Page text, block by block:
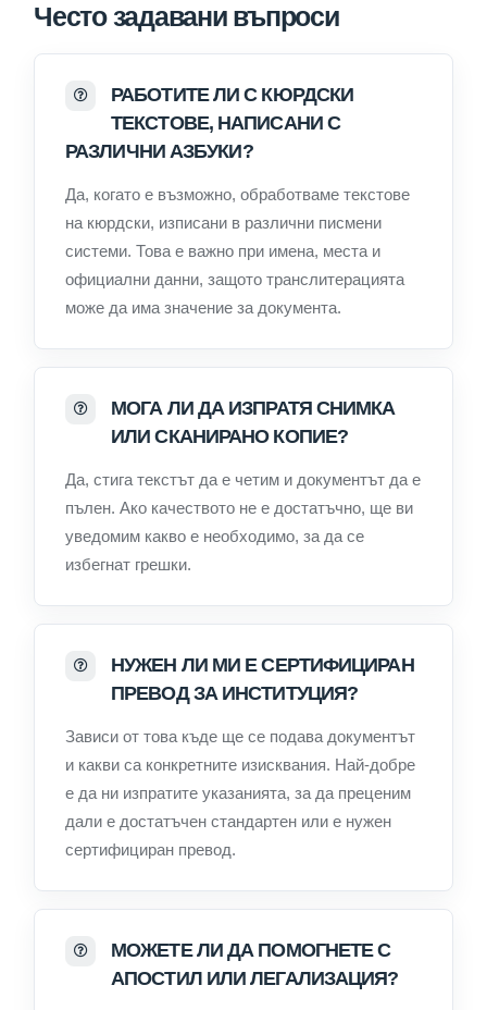
Често задавани въпроси
РАБОТИТЕ ЛИ С КЮРДСКИ
ТЕКСТОВЕ, НАПИСАНИ С
РАЗЛИЧНИ АЗБУКИ?
Да, когато е възможно, обработваме текстове
на кюрдски, изписани в различни писмени
системи. Това е важно при имена, места и
официални данни, защото транслитерацията
може да има значение за документа.
МОГА ЛИ ДА ИЗПРАТЯ СНИМКА
ИЛИ СКАНИРАНО КОПИЕ?
Да, стига текстът да е четим и документът да е
пълен. Ако качеството не е достатъчно, ще ви
уведомим какво е необходимо, за да се
избегнат грешки.
НУЖЕН ЛИ МИ Е СЕРТИФИЦИРАН
ПРЕВОД ЗА ИНСТИТУЦИЯ?
Зависи от това къде ще се подава документът
и какви са конкретните изисквания. Най-добре
е да ни изпратите указанията, за да преценим
дали е достатъчен стандартен или е нужен
сертифициран превод.
МОЖЕТЕ ЛИ ДА ПОМОГНЕТЕ С
АПОСТИЛ ИЛИ ЛЕГАЛИЗАЦИЯ?